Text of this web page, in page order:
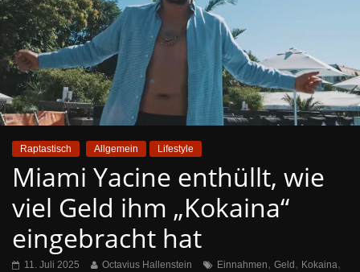
Raptastisch Allgemein Lifestyle
Miami Yacine enthüllt, wie
viel Geld ihm „Kokaina“
eingebracht hat
11. Juli 2025 Octavius Hallenstein Einnahmen, Geld , Kokaina,